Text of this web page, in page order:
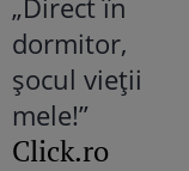
Click.ro